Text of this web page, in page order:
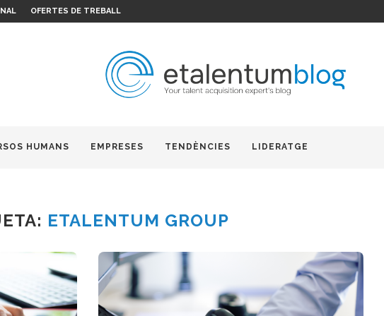
OFERTES DE TREBALL
HUMANS EMPRESES TENDÈNCIES LIDERATGE
ETALENTUM GROUP